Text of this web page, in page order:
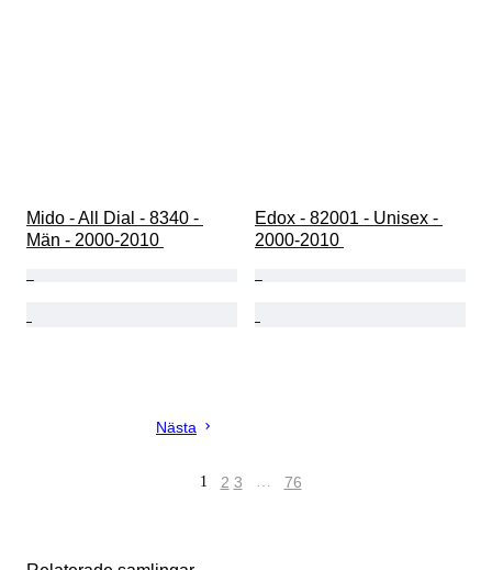
Mido - All Dial - 8340 -
Män - 2000-2010
Edox - 82001 - Unisex -
2000-2010
Nästa
1 2 3 … 76